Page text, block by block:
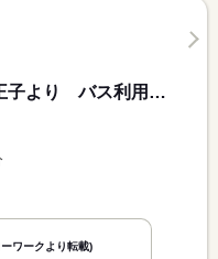
東京都八王子市 / ＪＲ西八王子より バス利用「薬師前」バス停 から 徒歩３分
ワークより転載)